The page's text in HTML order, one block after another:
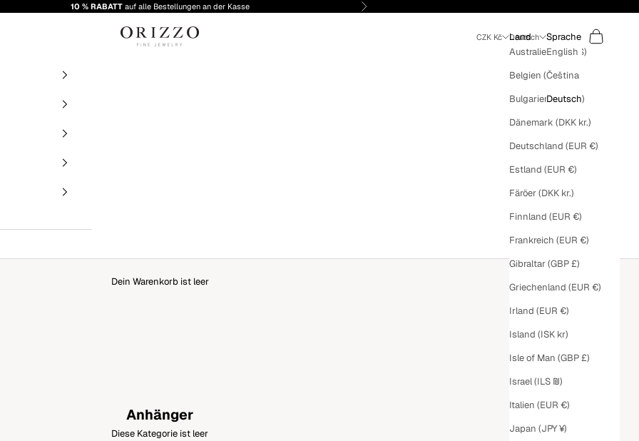
10 % RABATTauf alle Bestellungen an der Kasse Vor
Orizzo Fine Jewelry CZK Kč
Land
Australien (AUD $)
Belgien (EUR €)
Bulgarien (EUR €)
Dänemark (DKK kr.)
Deutschland (EUR €)
Estland (EUR €)
Färöer (DKK kr.)
Finnland (EUR €)
Frankreich (EUR €)
Gibraltar (GBP £)
Griechenland (EUR €)
Irland (EUR €)
Island (ISK kr)
Isle of Man (GBP £)
Israel (ILS ₪)
Italien (EUR €)
Japan (JPY ¥)
Deutsch
Sprache
English
Čeština
Deutsch
SuchenWarenkorb
Dein Warenkorb ist leer
Anhänger
Diese Kategorie ist leer